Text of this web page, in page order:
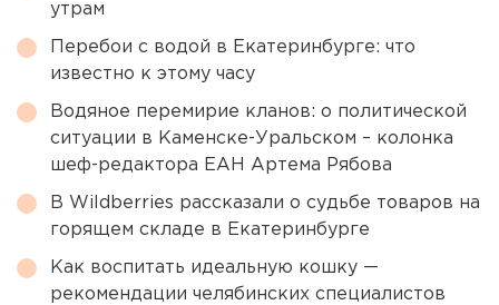
утрам
Перебои с водой в Екатеринбурге: что
известно к этому часу
Водяное перемирие кланов: о политической
ситуации в Каменске-Уральском – колонка
шеф-редактора ЕАН Артема Рябова
В Wildberries рассказали о судьбе товаров на
горящем складе в Екатеринбурге
Как воспитать идеальную кошку —
рекомендации челябинских специалистов